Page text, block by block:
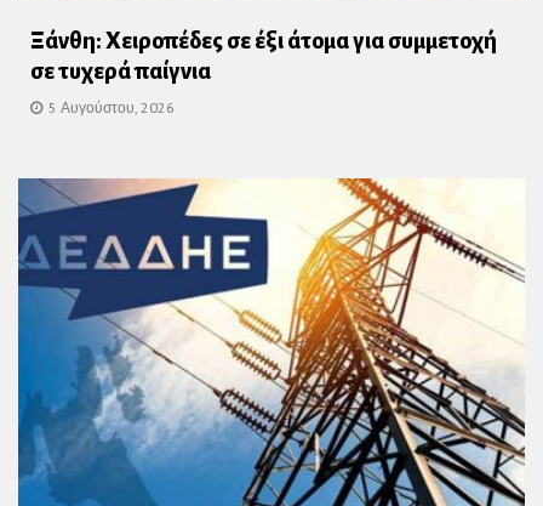
Ξάνθη: Χειροπέδες σε έξι άτομα για συμμετοχή
σε τυχερά παίγνια
5 Αυγούστου, 2026